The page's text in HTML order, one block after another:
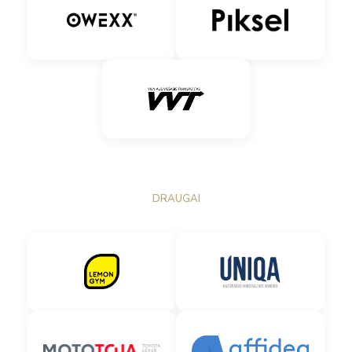
DRAUGAI